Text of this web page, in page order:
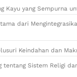
Kayu yang Sempurna
dari
Keindahan dan
tentang Sistem Religi